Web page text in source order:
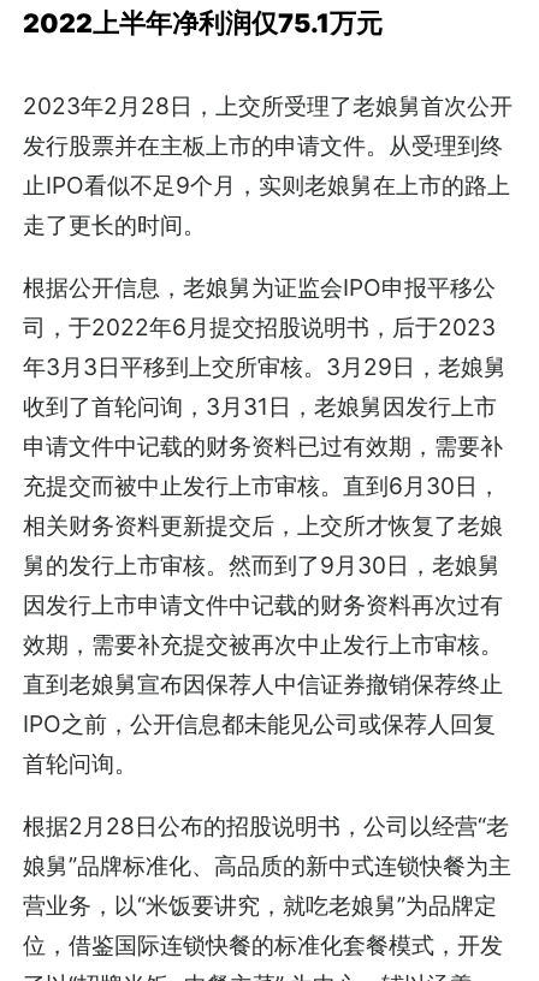
2022上半年净利润仅75.1万元
2023年2月28日，上交所受理了老娘舅首次公开
发行股票并在主板上市的申请文件。从受理到终
止IPO看似不足9个月，实则老娘舅在上市的路上
走了更长的时间。
根据公开信息，老娘舅为证监会IPO申报平移公
司，于2022年6月提交招股说明书，后于2023
年3月3日平移到上交所审核。3月29日，老娘舅
收到了首轮问询，3月31日，老娘舅因发行上市
申请文件中记载的财务资料已过有效期，需要补
充提交而被中止发行上市审核。直到6月30日，
相关财务资料更新提交后，上交所才恢复了老娘
舅的发行上市审核。然而到了9月30日，老娘舅
因发行上市申请文件中记载的财务资料再次过有
效期，需要补充提交被再次中止发行上市审核。
直到老娘舅宣布因保荐人中信证券撤销保荐终止
IPO之前，公开信息都未能见公司或保荐人回复
首轮问询。
根据2月28日公布的招股说明书，公司以经营“老
娘舅”品牌标准化、高品质的新中式连锁快餐为主
营业务，以“米饭要讲究，就吃老娘舅”为品牌定
位，借鉴国际连锁快餐的标准化套餐模式，开发